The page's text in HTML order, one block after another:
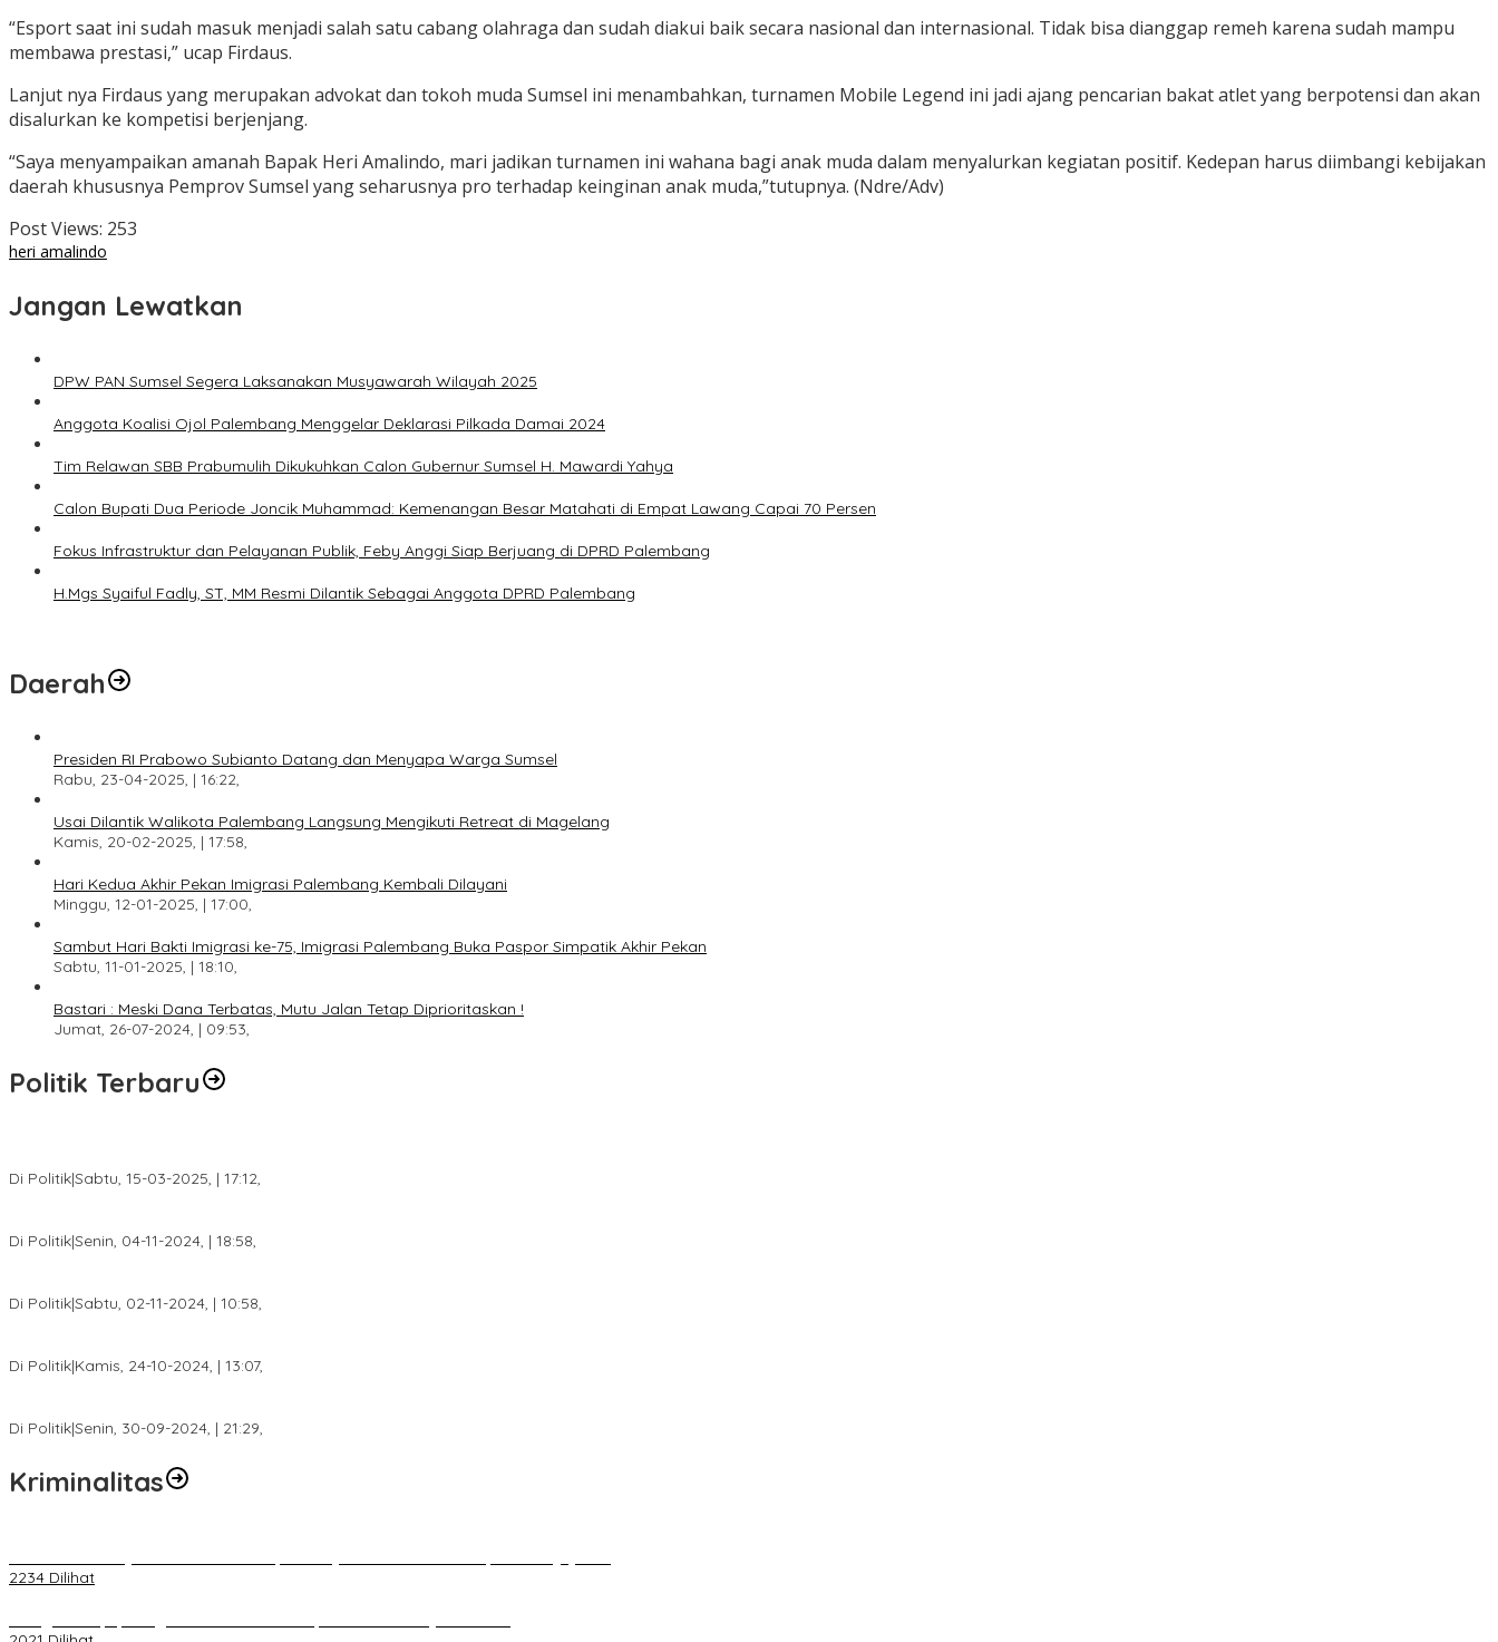
“Esport saat ini sudah masuk menjadi salah satu cabang olahraga dan sudah diakui baik secara nasional dan internasional. Tidak bisa dianggap remeh karena sudah mampu
membawa prestasi,” ucap Firdaus.
Lanjut nya Firdaus yang merupakan advokat dan tokoh muda Sumsel ini menambahkan, turnamen Mobile Legend ini jadi ajang pencarian bakat atlet yang berpotensi dan akan
disalurkan ke kompetisi berjenjang.
“Saya menyampaikan amanah Bapak Heri Amalindo, mari jadikan turnamen ini wahana bagi anak muda dalam menyalurkan kegiatan positif. Kedepan harus diimbangi kebijakan
daerah khususnya Pemprov Sumsel yang seharusnya pro terhadap keinginan anak muda,”tutupnya. (Ndre/Adv)
Post Views: 253
heri amalindo
Jangan Lewatkan
DPW PAN Sumsel Segera Laksanakan Musyawarah Wilayah 2025
Anggota Koalisi Ojol Palembang Menggelar Deklarasi Pilkada Damai 2024
Tim Relawan SBB Prabumulih Dikukuhkan Calon Gubernur Sumsel H. Mawardi Yahya
Calon Bupati Dua Periode Joncik Muhammad: Kemenangan Besar Matahati di Empat Lawang Capai 70 Persen
Fokus Infrastruktur dan Pelayanan Publik, Feby Anggi Siap Berjuang di DPRD Palembang
H.Mgs Syaiful Fadly, ST, MM Resmi Dilantik Sebagai Anggota DPRD Palembang
Daerah
Presiden RI Prabowo Subianto Datang dan Menyapa Warga Sumsel
Rabu, 23-04-2025, | 16:22,
Usai Dilantik Walikota Palembang Langsung Mengikuti Retreat di Magelang
Kamis, 20-02-2025, | 17:58,
Hari Kedua Akhir Pekan Imigrasi Palembang Kembali Dilayani
Minggu, 12-01-2025, | 17:00,
Sambut Hari Bakti Imigrasi ke-75, Imigrasi Palembang Buka Paspor Simpatik Akhir Pekan
Sabtu, 11-01-2025, | 18:10,
Bastari : Meski Dana Terbatas, Mutu Jalan Tetap Diprioritaskan !
Jumat, 26-07-2024, | 09:53,
Politik Terbaru
Di Politik|Sabtu, 15-03-2025, | 17:12,
Di Politik|Senin, 04-11-2024, | 18:58,
Di Politik|Sabtu, 02-11-2024, | 10:58,
Di Politik|Kamis, 24-10-2024, | 13:07,
Di Politik|Senin, 30-09-2024, | 21:29,
Kriminalitas
2234 Dilihat